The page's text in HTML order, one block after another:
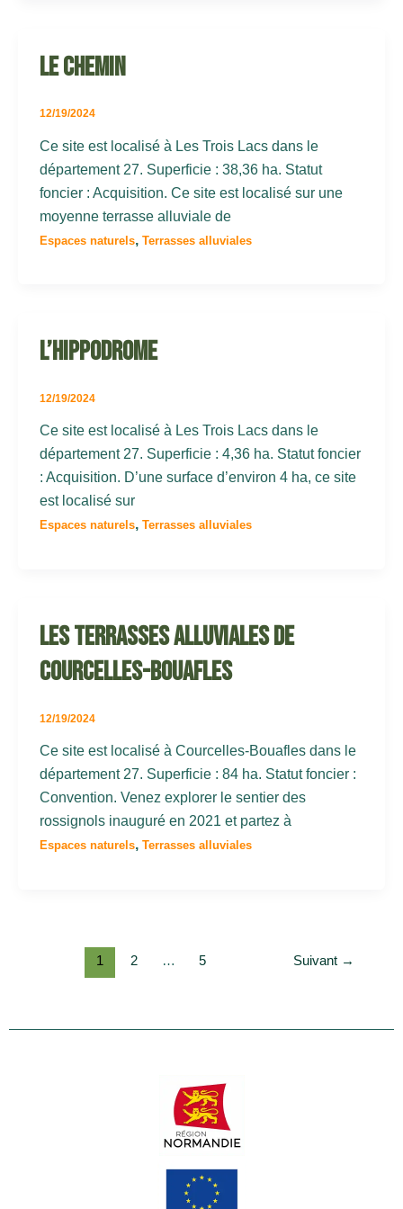
Le Chemin
12/19/2024
Ce site est localisé à Les Trois Lacs dans le
département 27. Superficie : 38,36 ha. Statut
foncier : Acquisition. Ce site est localisé sur une
moyenne terrasse alluviale de
Espaces naturels, Terrasses alluviales
L’hippodrome
12/19/2024
Ce site est localisé à Les Trois Lacs dans le
département 27. Superficie : 4,36 ha. Statut foncier
: Acquisition. D’une surface d’environ 4 ha, ce site
est localisé sur
Espaces naturels, Terrasses alluviales
Les Terrasses alluviales de
Courcelles-Bouafles
12/19/2024
Ce site est localisé à Courcelles-Bouafles dans le
département 27. Superficie : 84 ha. Statut foncier :
Convention. Venez explorer le sentier des
rossignols inauguré en 2021 et partez à
Espaces naturels, Terrasses alluviales
1 2 … 5 Suivant →